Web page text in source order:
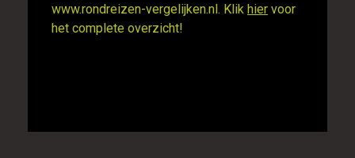
www.rondreizen-vergelijken.nl. Klik hier voor
het complete overzicht!